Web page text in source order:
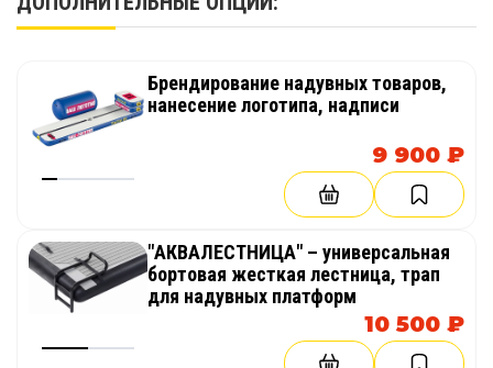
Брендирование надувных товаров,
нанесение логотипа, надписи
9 900 ₽
"АКВАЛЕСТНИЦА" – универсальная
бортовая жесткая лестница, трап
для надувных платформ
10 500 ₽